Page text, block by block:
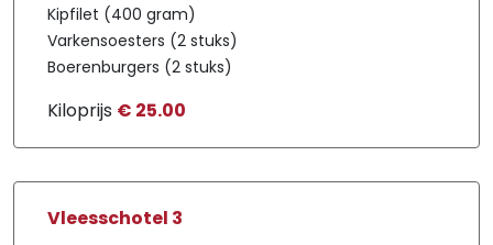
Kipfilet (400 gram)
Varkensoesters (2 stuks)
Boerenburgers (2 stuks)
Kiloprijs € 25.00
Vleesschotel 3